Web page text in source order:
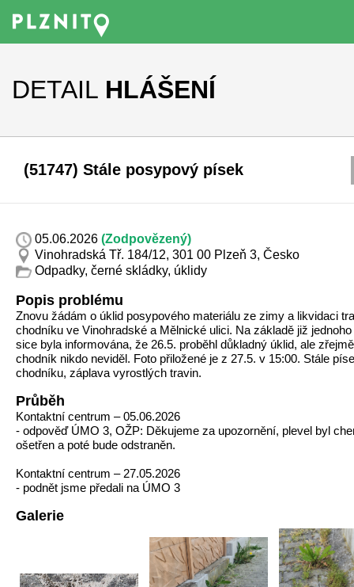
DETAIL HLÁŠENÍ
(51747) Stále posypový písek
05.06.2026 (Zodpovězený)
Vinohradská Tř. 184/12, 301 00 Plzeň 3, Česko
Odpadky, černé skládky, úklidy
Popis problému
Znovu žádám o úklid posypového materiálu ze zimy a likvidaci
chodníku ve Vinohradské a Mělnické ulici. Na základě již
sice byla informována, že 26.5. proběhl důkladný úklid, ale
chodník nikdo neviděl. Foto přiložené je z 27.5. v 15:00. Stále
chodníku, záplava vyrostlých travin.
Průběh
Kontaktní centrum – 05.06.2026
- odpověď ÚMO 3, OŽP: Děkujeme za upozornění, plevel byl
ošetřen a poté bude odstraněn.
Kontaktní centrum – 27.05.2026
- podnět jsme předali na ÚMO 3
Galerie